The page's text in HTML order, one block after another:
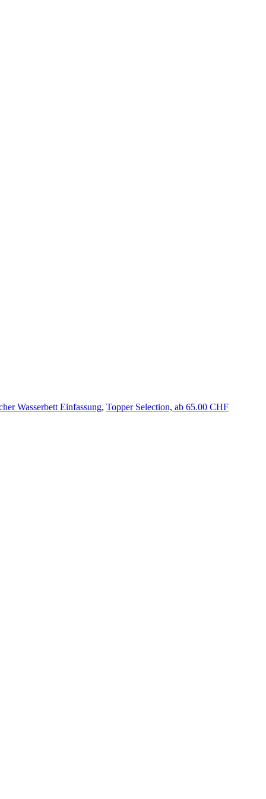
Wasserbett Einfassung, Topper Selection, ab 65.00 CHF